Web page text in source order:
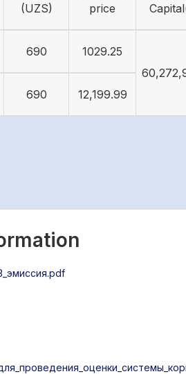
(UZS)
price
690
1029.25
690 12,199.99